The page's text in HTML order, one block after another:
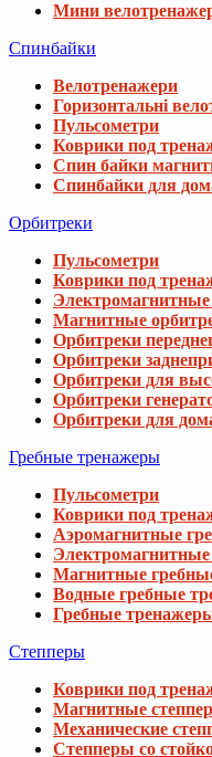
Мини
Спинбайки
Велотренажери
Горизонтальні
Пульсометри
Коврики под
Спин байки
Спинбайки для
Орбитреки
Пульсометри
Коврики под
Магнитные
Орбитреки
Орбитреки
Орбитреки для
Орбитреки
Орбитреки для
Гребные тренажеры
Пульсометри
Коврики под
Аэромагнитные
Магнитные
Водные гребные
Гребные
Степперы
Коврики под
Магнитные
Механические
Степперы со